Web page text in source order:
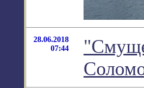
28.06.2018
07:44